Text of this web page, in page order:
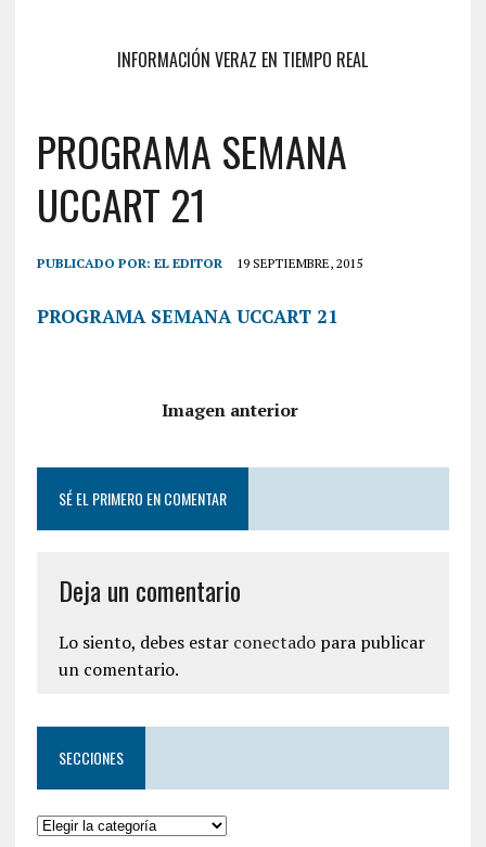
INFORMACIÓN VERAZ EN TIEMPO REAL
PROGRAMA SEMANA
UCCART 21
PUBLICADO POR: EL EDITOR 19 SEPTIEMBRE, 2015
PROGRAMA SEMANA UCCART 21
Imagen anterior
SÉ EL PRIMERO EN COMENTAR
Deja un comentario
Lo siento, debes estar conectadopara publicar
un comentario.
SECCIONES